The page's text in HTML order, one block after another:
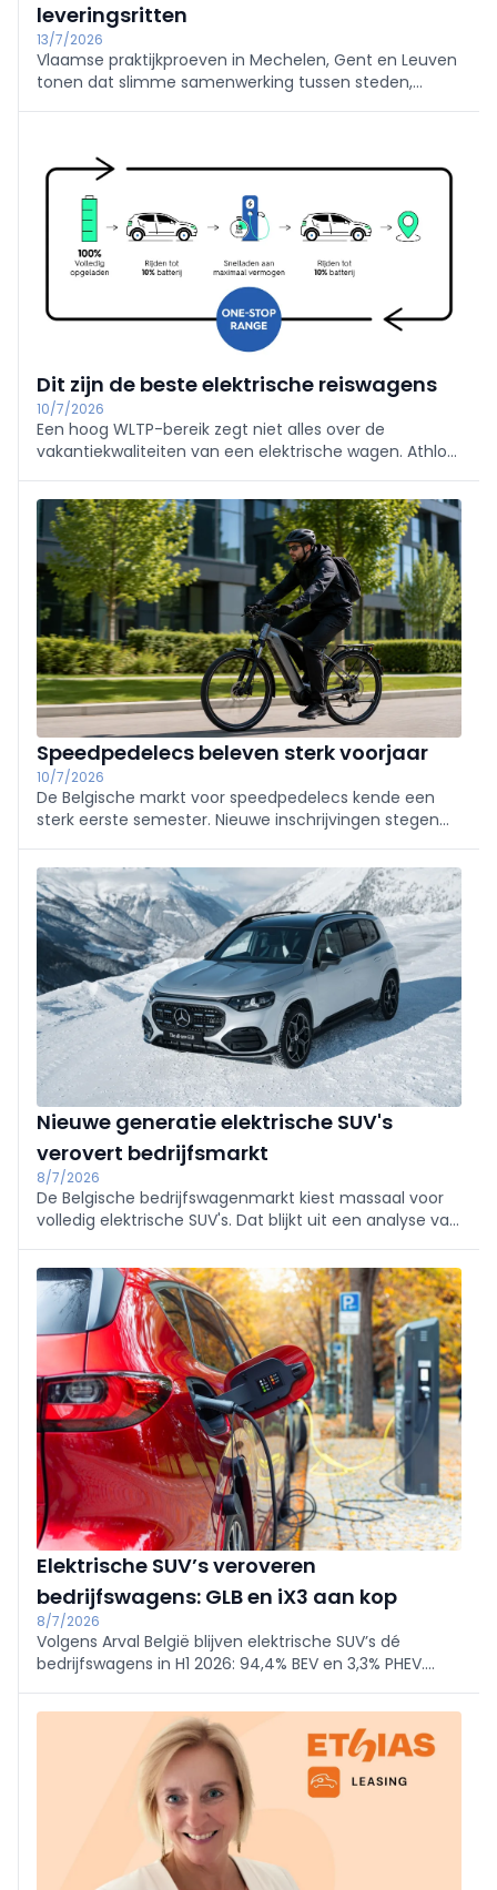
leveringsritten
13/7/2026
Vlaamse praktijkproeven in Mechelen, Gent en Leuven
tonen dat slimme samenwerking tussen steden,
tweede leven.
Dit zijn de beste elektrische reiswagens
10/7/2026
Een hoog WLTP-bereik zegt niet alles over de
vakantiekwaliteiten van een elektrische wagen. Athlon
snelwegbereik en snellaadsnelheid combineert tot
een veel realistischer vergelijkingscriterium.
Speedpedelecs beleven sterk voorjaar
10/7/2026
De Belgische markt voor speedpedelecs kende een
sterk eerste semester. Nieuwe inschrijvingen stegen
groeide. Vooral leasing en leveringen aan defensie
zorgden voor de opstoot.
Nieuwe generatie elektrische SUV's
verovert bedrijfsmarkt
8/7/2026
De Belgische bedrijfswagenmarkt kiest massaal voor
volledig elektrische SUV's. Dat blijkt uit een analyse van
van 2026. Vooral modellen met de nieuwste EV-
technologie winnen snel terrein.
Elektrische SUV’s veroveren
bedrijfswagens: GLB en iX3 aan kop
8/7/2026
Volgens Arval België blijven elektrische SUV’s dé
bedrijfswagens in H1 2026: 94,4% BEV en 3,3% PHEV.
aan, dankzij snellere laadtechnologie en efficiëntere